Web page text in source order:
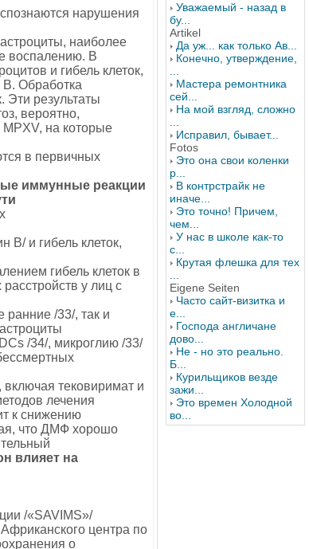
нарушения
наиболее
воспалению. В
и гибель клеток,
B. Обработка
Эти результаты
вероятно,
на которые
в первичных
иммунные реакции
и гибель клеток,
гибель клеток в
у лиц с
ранние /33/, так и
/34/, микроглию /33/
тековиримат и
лечения
к снижению
что ДМФ хорошо
влияет на
/«SAVIMS»/
центра по
о
Уважаемый - назад в
бу...
Artikel
Да уж... как только Ав...
Конечно, утверждение,
Мастера ремонтника
сей...
На мой взгляд, сложно
Исправил, бывает...
Fotos
Это она свои коленки
р...
В контрстрайк не
иначе...
Это точно! Причем,
чем...
У нас в школе как-то
с...
Крутая флешка для тех
Eigene Seiten
Часто сайт-визитка и
е...
Господа англичане
дово...
Не - но это реально.
Б...
Курильщиков везде
зажи...
Это времен Холодной
во...